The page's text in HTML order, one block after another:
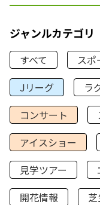
ジャンルカテゴリ
すべて スポ
Jリーグ
ラ
コンサート
アイスショー
見学ツアー
開花情報